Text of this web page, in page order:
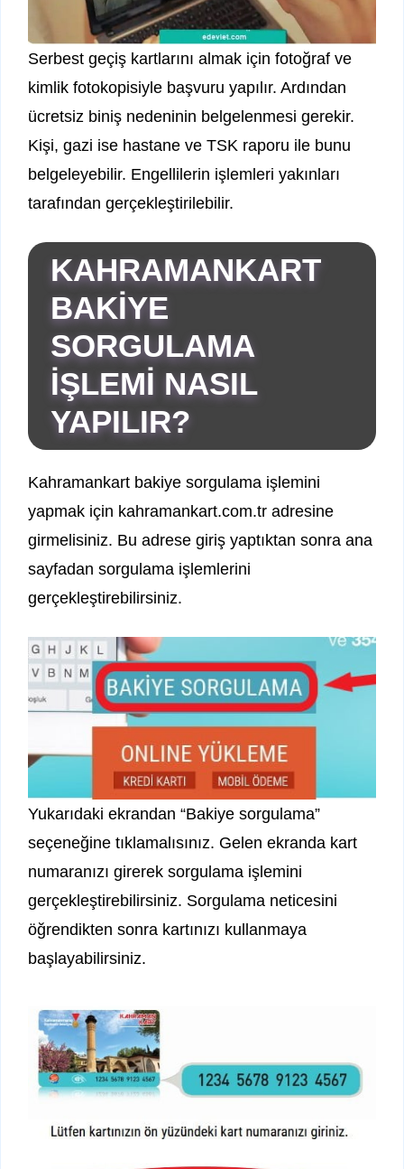
Serbest geçiş kartlarını almak için fotoğraf ve
kimlik fotokopisiyle başvuru yapılır. Ardından
ücretsiz biniş nedeninin belgelenmesi gerekir.
Kişi, gazi ise hastane ve TSK raporu ile bunu
belgeleyebilir. Engellilerin işlemleri yakınları
tarafından gerçekleştirilebilir.
KAHRAMANKART
BAKİYE
SORGULAMA
İŞLEMİ NASIL
YAPILIR?
Kahramankart bakiye sorgulama işlemini
yapmak için kahramankart.com.tr adresine
girmelisiniz. Bu adrese giriş yaptıktan sonra ana
sayfadan sorgulama işlemlerini
gerçekleştirebilirsiniz.
Yukarıdaki ekrandan “Bakiye sorgulama”
seçeneğine tıklamalısınız. Gelen ekranda kart
numaranızı girerek sorgulama işlemini
gerçekleştirebilirsiniz. Sorgulama neticesini
öğrendikten sonra kartınızı kullanmaya
başlayabilirsiniz.